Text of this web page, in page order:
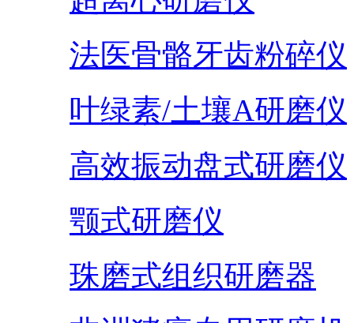
法医骨骼牙齿粉碎仪
叶绿素/土壤A研磨仪
高效振动盘式研磨仪
颚式研磨仪
珠磨式组织研磨器